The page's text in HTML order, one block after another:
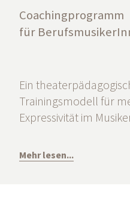
Coachingprogramm
für
Ein
Trainingsmodell für
Expressivität im
Mehr lesen...